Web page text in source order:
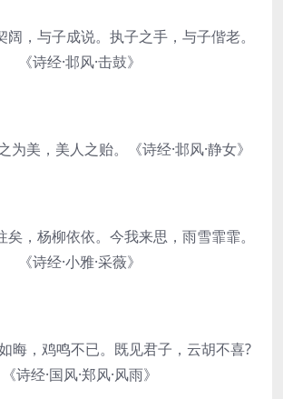
，与子成说。执子之手，与子偕老。
《诗经·邶风·击鼓》
美，美人之贻。《诗经·邶风·静女》
，杨柳依依。今我来思，雨雪霏霏。
《诗经·小雅·采薇》
，鸡鸣不已。既见君子，云胡不喜?
《诗经·国风·郑风·风雨》